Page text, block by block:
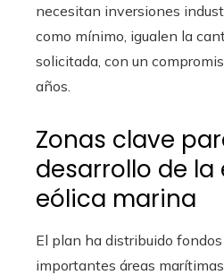
necesitan inversiones
como mínimo, igualen la
solicitada, con un
años.
Zonas clave
desarrollo de la
eólica marina
El plan ha distribuido
importantes áreas